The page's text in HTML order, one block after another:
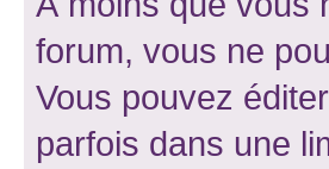
forum, vous ne
Vous pouvez
parfois dans une